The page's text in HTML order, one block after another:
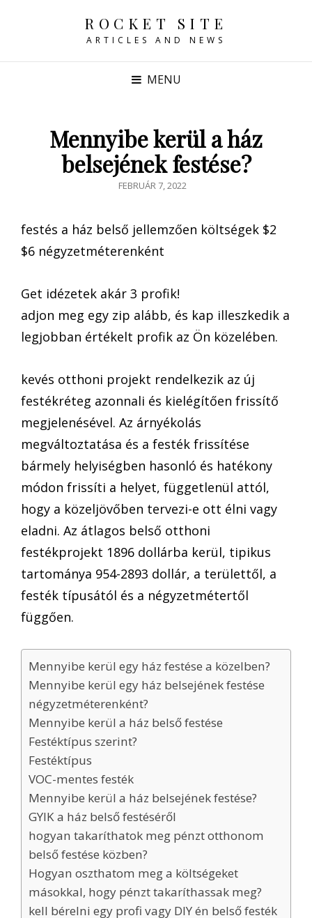
ROCKET SITE
ARTICLES AND NEWS
MENU
Mennyibe kerül a ház
belsejének festése?
POSTED
FEBRUÁR 7, 2022
festés a ház belső jellemzően költségek $2
$6 négyzetméterenként
Get idézetek akár 3 profik!
adjon meg egy zip alább, és kap illeszkedik a
legjobban értékelt profik az Ön közelében.
kevés otthoni projekt rendelkezik az új
festékréteg azonnali és kielégítően frissítő
megjelenésével. Az árnyékolás
megváltoztatása és a festék frissítése
bármely helyiségben hasonló és hatékony
módon frissíti a helyet, függetlenül attól,
hogy a közeljövőben tervezi-e ott élni vagy
eladni. Az átlagos belső otthoni
festékprojekt 1896 dollárba kerül, tipikus
tartománya 954-2893 dollár, a területtől, a
festék típusától és a négyzetmétertől
függően.
Mennyibe kerül egy ház festése a közelben?
Mennyibe kerül egy ház belsejének festése
négyzetméterenként?
Mennyibe kerül a ház belső festése
Festéktípus szerint?
Festéktípus
VOC-mentes festék
Mennyibe kerül a ház belsejének festése?
GYIK a ház belső festéséről
hogyan takaríthatok meg pénzt otthonom
belső festése közben?
Hogyan oszthatom meg a költségeket
másokkal, hogy pénzt takaríthassak meg?
kell bérelni egy profi vagy DIY én belső festék